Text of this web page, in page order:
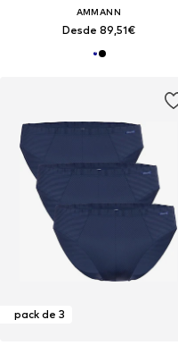
AMMANN
Desde 89,51€
pack de 3